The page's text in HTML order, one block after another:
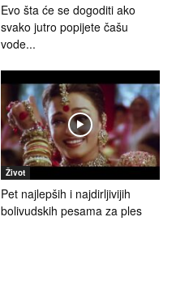
Evo šta će se dogoditi ako
svako jutro popijete čašu
vode...
Život
Pet najlepših i najdirljivijih
bolivudskih pesama za ples